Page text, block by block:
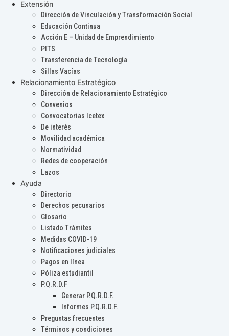
Extensión
Dirección de Vinculación y Transformación Social
Educación Continua
Acción E – Unidad de Emprendimiento
PITS
Transferencia de Tecnología
Sillas Vacías
Relacionamiento Estratégico
Dirección de Relacionamiento Estratégico
Convenios
Convocatorias Icetex
De interés
Movilidad académica
Normatividad
Redes de cooperación
Lazos
Ayuda
Directorio
Derechos pecunarios
Glosario
Listado Trámites
Medidas COVID-19
Notificaciones judiciales
Pagos en línea
Póliza estudiantil
P.Q.R.D.F
Generar P.Q.R.D.F.
Informes P.Q.R.D.F.
Preguntas frecuentes
Términos y condiciones